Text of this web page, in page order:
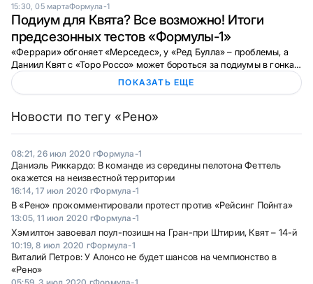
15:30, 05 мартаФормула-1
Подиум для Квята? Все возможно! Итоги
предсезонных тестов «Формулы-1»
«Феррари» обгоняет «Мерседес», у «Ред Булла» – проблемы, а
Даниил Квят с «Торо Россо» может бороться за подиумы в гонках.
«Советский спорт» – об итогах зимних тестов, завершившихся на
днях в Барселоне.
ПОКАЗАТЬ ЕЩЕ
Новости по тегу «Рено»
08:21, 26 июл 2020 гФормула-1
Даниэль Риккардо: В команде из середины пелотона Феттель
окажется на неизвестной территории
16:14, 17 июл 2020 гФормула-1
В «Рено» прокомментировали протест против «Рейсинг Пойнта»
13:05, 11 июл 2020 гФормула-1
Хэмилтон завоевал поул-позишн на Гран-при Штирии, Квят – 14-й
10:19, 8 июл 2020 гФормула-1
Виталий Петров: У Алонсо не будет шансов на чемпионство в
«Рено»